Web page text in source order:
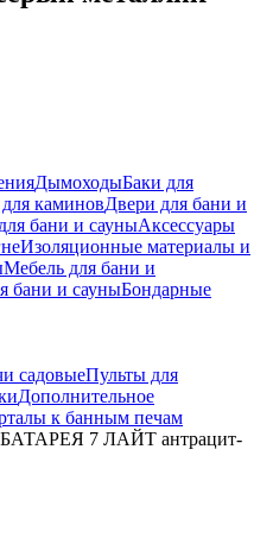
ДымоходыБаки для
каминовДвери для бани и
бани и сауныАксессуары
Изоляционные материалы и
Мебель для бани и
бани и сауныБондарные
садовыеПульты для
Дополнительное
к банным печам
7 ЛАЙТ антрацит-